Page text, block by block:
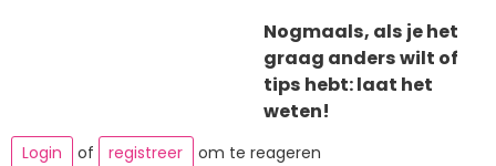
Nogmaals, als je het
graag anders wilt of
tips hebt: laat het
weten!
Login of registreer om te reageren